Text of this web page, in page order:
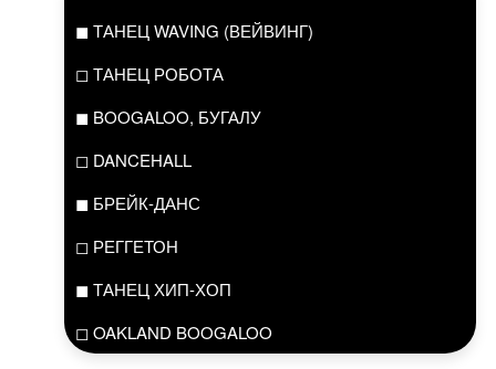
◼ ТАНЕЦ WAVING (ВЕЙВИНГ)
◻ ТАНЕЦ РОБОТА
◼ BOOGALOO, БУГАЛУ
◻ DANCEHALL
◼ БРЕЙК-ДАНС
◻ РЕГГЕТОН
◼ ТАНЕЦ ХИП-ХОП
◻ OAKLAND BOOGALOO